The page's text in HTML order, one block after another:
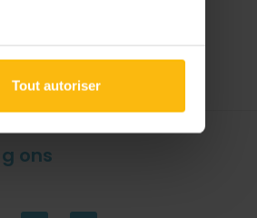
Tout autoriser
ons